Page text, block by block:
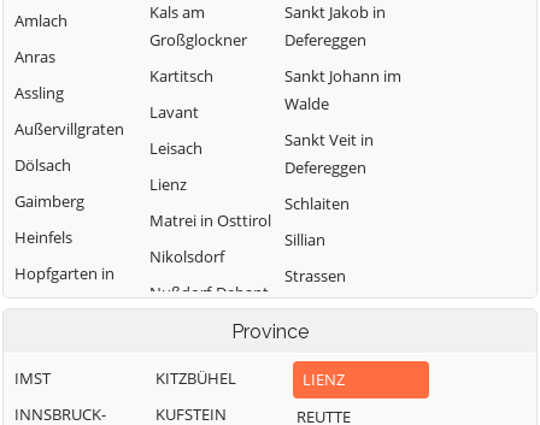
Amlach
Anras
Assling
Außervillgraten
Dölsach
Gaimberg
Heinfels
Hopfgarten in
Defereggen
Kals am
Großglockner
Kartitsch
Lavant
Leisach
Lienz
Matrei in Osttirol
Nikolsdorf
Nußdorf-Debant
Sankt Jakob in
Defereggen
Sankt Johann im
Walde
Sankt Veit in
Defereggen
Schlaiten
Sillian
Strassen
Thurn
Untertilliach
Province
IMST
INNSBRUCK-
KITZBÜHEL
KUFSTEIN
LIENZ
REUTTE